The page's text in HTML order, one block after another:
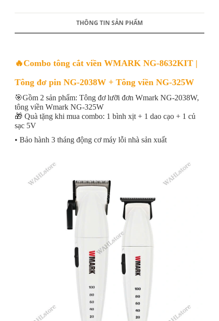
THÔNG TIN SẢN PHẨM
🔥Combo tông cắt viền WMARK NG-8632KIT |
Tông đơ pin NG-2038W + Tông viền NG-325W
🎯Gồm 2 sản phẩm: Tông đơ lưỡi đơn Wmark NG-2038W,
tông viền Wmark NG-325W
🎁 Quà tặng khi mua combo: 1 bình xịt + 1 dao cạo + 1 củ
sạc 5V
• Bảo hành 3 tháng động cơ máy lỗi nhà sản xuất